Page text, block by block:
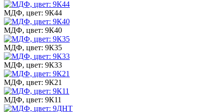
МДФ, цвет: 9К44
МДФ, цвет: 9К40
МДФ, цвет: 9К35
МДФ, цвет: 9К33
МДФ, цвет: 9К21
МДФ, цвет: 9К11